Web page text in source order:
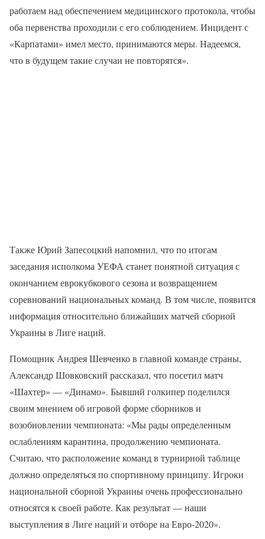
работаем над обеспечением медицинского протокола, чтобы
оба первенства проходили с его соблюдением. Инцидент с
«Карпатами» имел место, принимаются меры. Надеемся,
что в будущем такие случаи не повторятся».
Также Юрий Запесоцкий напомнил, что по итогам
заседания исполкома УЕФА станет понятной ситуация с
окончанием еврокубкового сезона и возвращением
соревнований национальных команд. В том числе, появится
информация относительно ближайших матчей сборной
Украины в Лиге наций.
Помощник Андрея Шевченко в главной команде страны,
Александр Шовковский рассказал, что посетил матч
«Шахтер» — «Динамо». Бывший голкипер поделился
своим мнением об игровой форме сборников и
возобновлении чемпионата: «Мы рады определенным
ослаблениям карантина, продолжению чемпионата.
Считаю, что расположение команд в турнирной таблице
должно определяться по спортивному принципу. Игроки
национальной сборной Украины очень профессионально
относятся к своей работе. Как результат — наши
выступления в Лиге наций и отборе на Евро-2020».